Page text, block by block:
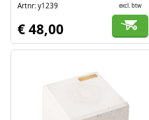
Artnr y1239 excl. btw
€ 48,00